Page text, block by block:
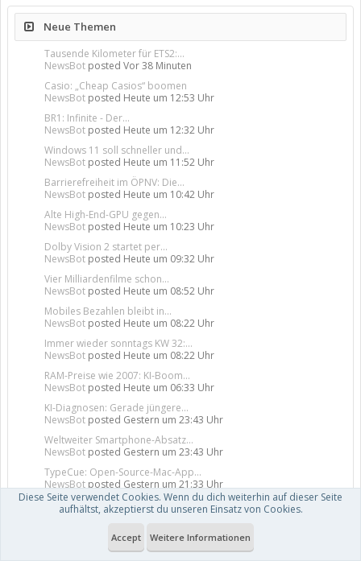
Neue Themen
Tausende Kilometer für ETS2:...
NewsBot posted Vor 38 Minuten
Casio: „Cheap Casios“ boomen
NewsBot posted Heute um 12:53 Uhr
BR1: Infinite - Der...
NewsBot posted Heute um 12:32 Uhr
Windows 11 soll schneller und...
NewsBot posted Heute um 11:52 Uhr
Barrierefreiheit im ÖPNV: Die...
NewsBot posted Heute um 10:42 Uhr
Alte High-End-GPU gegen...
NewsBot posted Heute um 10:23 Uhr
Dolby Vision 2 startet per...
NewsBot posted Heute um 09:32 Uhr
Vier Milliardenfilme schon...
NewsBot posted Heute um 08:52 Uhr
Mobiles Bezahlen bleibt in...
NewsBot posted Heute um 08:22 Uhr
Immer wieder sonntags KW 32:...
NewsBot posted Heute um 08:22 Uhr
RAM-Preise wie 2007: KI-Boom...
NewsBot posted Heute um 06:33 Uhr
KI-Diagnosen: Gerade jüngere...
NewsBot posted Gestern um 23:43 Uhr
Weltweiter Smartphone-Absatz...
NewsBot posted Gestern um 23:43 Uhr
TypeCue: Open-Source-Mac-App...
NewsBot posted Gestern um 21:33 Uhr
G-SHOCK nano: Casio schrumpft...
NewsBotpostedGestern um 19:32 Uhr
Diese Seite verwendet Cookies. Wenn du dich weiterhin auf dieser Seite
aufhältst, akzeptierst du unseren Einsatz von Cookies.
Accept Weitere Informationen